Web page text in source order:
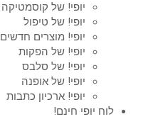
יופי! של קוסמטיקה
יופי! של טיפול
יופי! מוצרים חדשים
יופי! של הפקות
יופי! של סלבס
יופי! של אופנה
יופי! ארכיון כתבות
לוח יופי חינם!